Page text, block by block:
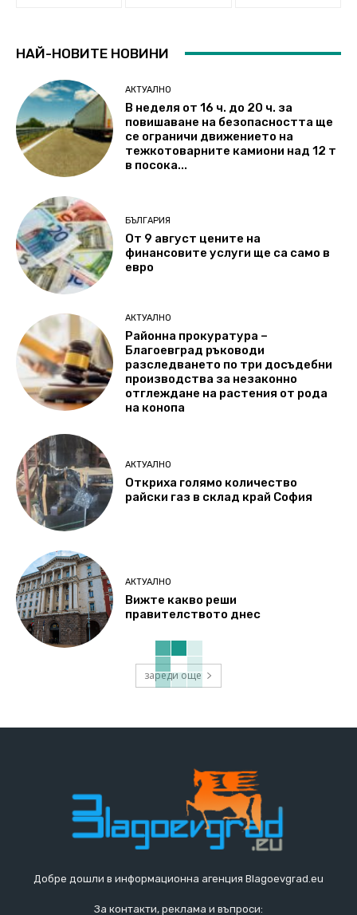
НАЙ-НОВИТЕ НОВИНИ
АКТУАЛНО
В неделя от 16 ч. до 20 ч. за
повишаване на безопасността ще
се ограничи движението на
тежкотоварните камиони над 12 т
в посока...
БЪЛГАРИЯ
От 9 август цените на
финансовите услуги ще са само в
евро
АКТУАЛНО
Районна прокуратура –
Благоевград ръководи
разследването по три досъдебни
производства за незаконно
отглеждане на растения от рода
на конопа
АКТУАЛНО
Откриха голямо количество
райски газ в склад край София
АКТУАЛНО
Вижте какво реши
правителството днес
зареди още
Добре дошли в информационна агенция Blagoevgrad.eu
За контакти, реклама и въпроси: